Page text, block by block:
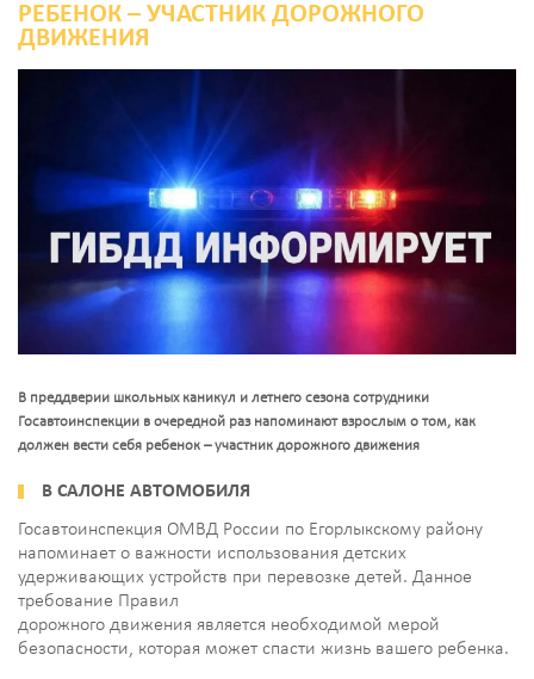
РЕБЕНОК – УЧАСТНИК ДОРОЖНОГО
ДВИЖЕНИЯ
В преддверии школьных каникул и летнего сезона сотрудники
Госавтоинспекции в очередной раз напоминают взрослым о том, как
должен вести себя ребенок – участник дорожного движения
В САЛОНЕ АВТОМОБИЛЯ
Госавтоинспекция ОМВД России по Егорлыкскому району
напоминает о важности использования детских
удерживающих устройств при перевозке детей. Данное
требование Правил
дорожного движения является необходимой мерой
безопасности, которая может спасти жизнь вашего ребенка.